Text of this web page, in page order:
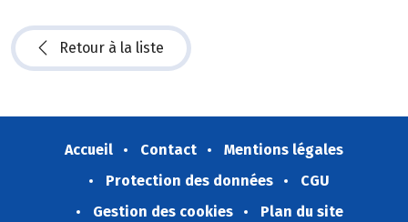
Retour à la liste
Accueil Contact
Mentions légales
Protection des données
CGU
Gestion des cookies
Plan du site